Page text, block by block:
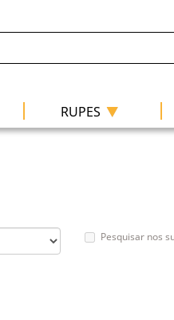
| RUPES |
Pesquisar nos